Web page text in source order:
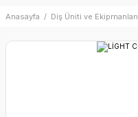
Anasayfa Diş Üniti ve Ekipmanları